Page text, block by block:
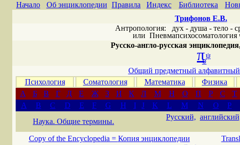
Начало Об энциклопедии Правила Индекс Библиотека
Трифонов Е.В.
Антропология: дух - душа - тело -
или Пневмапсихосоматология
Русско-англо-русская
πψ
σ
Общий предметный алфавитный
Психология
Соматология Математика Физика
А
Б В Г Д Е Ж З И К Л М Н О П Р С Т
A
B C D E F G H I J K L M N O P
Наука. Общие термины.
Русский,
Copy of the Encyclopedia = Копия энциклопедии